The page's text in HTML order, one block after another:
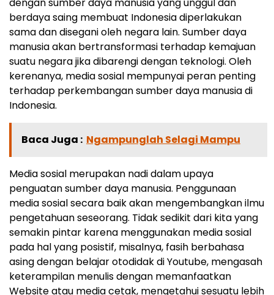
dengan sumber daya manusia yang unggul dan
berdaya saing membuat Indonesia diperlakukan
sama dan disegani oleh negara lain. Sumber daya
manusia akan bertransformasi terhadap kemajuan
suatu negara jika dibarengi dengan teknologi. Oleh
kerenanya, media sosial mempunyai peran penting
terhadap perkembangan sumber daya manusia di
Indonesia.
Baca Juga : Ngampunglah Selagi Mampu
Media sosial merupakan nadi dalam upaya
penguatan sumber daya manusia. Penggunaan
media sosial secara baik akan mengembangkan ilmu
pengetahuan seseorang. Tidak sedikit dari kita yang
semakin pintar karena menggunakan media sosial
pada hal yang posistif, misalnya, fasih berbahasa
asing dengan belajar otodidak di Youtube, mengasah
keterampilan menulis dengan memanfaatkan
Website atau media cetak, mengetahui sesuatu lebih